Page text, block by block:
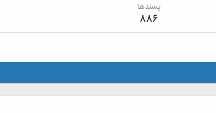
پسندها
886